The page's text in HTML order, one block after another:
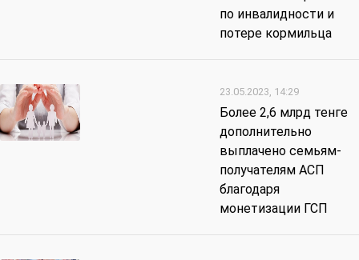
по инвалидности и
потере кормильца
23.05.2023, 14:29
Более 2,6 млрд тенге
дополнительно
выплачено семьям-
получателям АСП
благодаря
монетизации ГСП